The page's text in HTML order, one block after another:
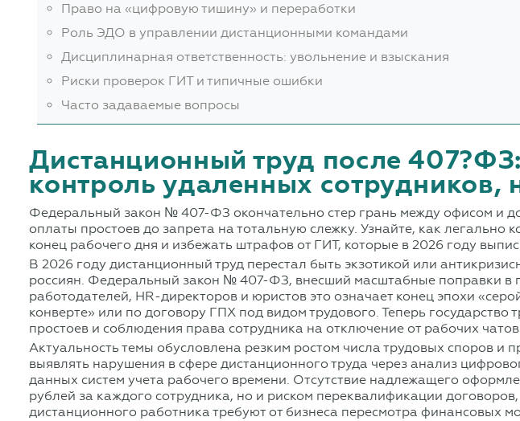
Право на «цифровую тишину» и переработки
Роль ЭДО в управлении дистанционными командами
Дисциплинарная ответственность: увольнение и взыскания
Риски проверок ГИТ и типичные ошибки
Часто задаваемые вопросы
Дистанционный труд после
контроль удаленных
Федеральный закон № 407-ФЗ окончательно стер грань между офисом и
оплаты простоев до запрета на тотальную слежку. Узнайте, как
конец рабочего дня и избежать штрафов от ГИТ, которые в 2026 году
В 2026 году дистанционный труд перестал быть экзотикой или
россиян. Федеральный закон № 407-ФЗ, внесший масштабные поправки в
работодателей, HR-директоров и юристов это означает конец эпохи
конверте» или по договору ГПХ под видом трудового. Теперь
простоев и соблюдения права сотрудника на отключение от рабочих
Актуальность темы обусловлена резким ростом числа трудовых споров и
выявлять нарушения в сфере дистанционного труда через анализ
данных систем учета рабочего времени. Отсутствие надлежащего
рублей за каждого сотрудника, но и риском переквалификации
дистанционного работника требуют от бизнеса пересмотра финансовых